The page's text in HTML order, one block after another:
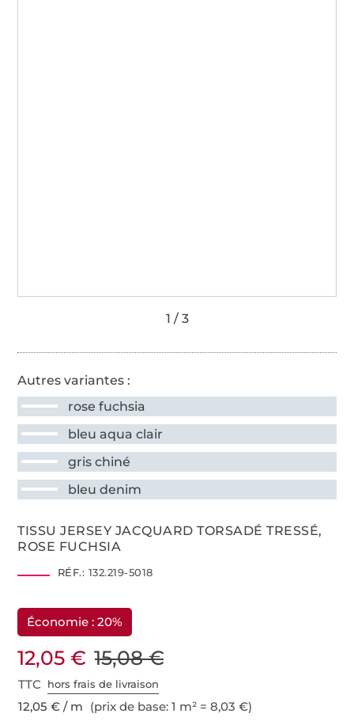
Autres variantes :
rose fuchsia
bleu aqua clair
gris chiné
bleu denim
TISSU JERSEY JACQUARD TORSADÉ TRESSÉ,
ROSE FUCHSIA
RÉF.: 132.219-5018
Économie : 20%
12,05 € 15,08 €
TTC hors frais de livraison
12,05 € / m (prix de base: 1 m² = 8,03 €)